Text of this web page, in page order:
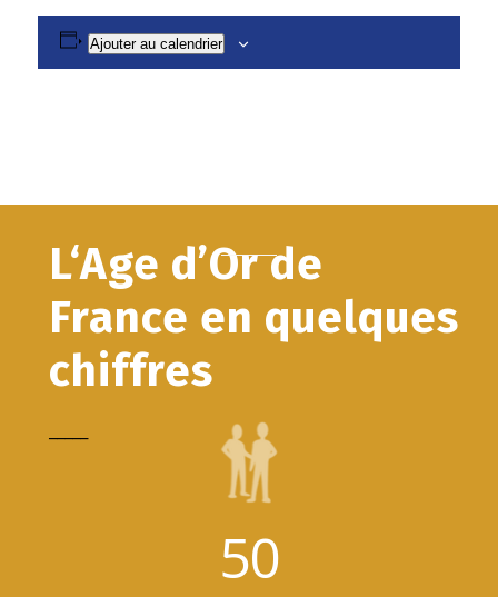
Ajouter au calendrier
L‘Age d’Or de
France en quelques
chiffres
50